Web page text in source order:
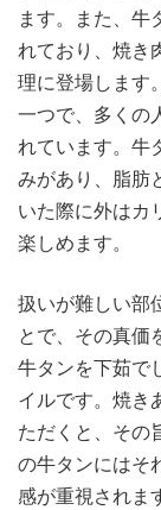
ます。
また、牛
れており、焼き
理に登場します
一つで、多くの
れています。牛
みがあり、脂肪
いた際に外はカ
楽しめます。
扱いが難しい部
とで、その真価
牛タンを下茹で
イルです。焼き
ただくと、その
の牛タンにはそ
感が重視されま